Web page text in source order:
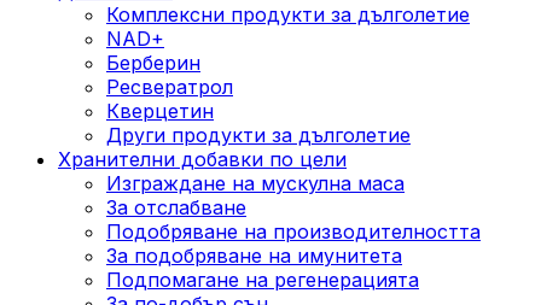
Комплексни продукти за дълголетие
NAD+
Берберин
Ресвератрол
Кверцетин
Други продукти за дълголетие
Хранителни добавки по цели
Изграждане на мускулна маса
За отслабване
Подобряване на производителността
За подобряване на имунитета
Подпомагане на регенерацията